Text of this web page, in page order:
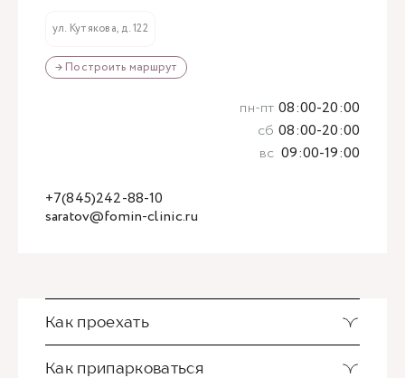
ул. Кутякова, д. 122
→ Построить маршрут
saratov@fomin-clinic.ru
+7(845)242-88-10
пн-пт 08:00-20:00
сб 08:00-20:00
вс 09:00-19:00
Как проехать
Как припарковаться